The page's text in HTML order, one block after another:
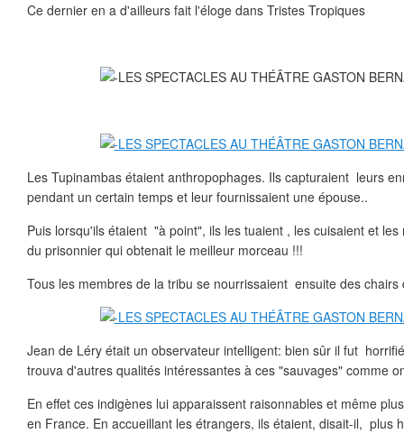
Ce dernier en a d'ailleurs fait l'éloge dans Tristes Tropiques
Les Tupinambas étaient anthropophages. Ils capturaient leurs
pendant un certain temps et leur fournissaient une épouse..
Puis lorsqu'ils étaient "à point", ils les tuaient , les cuisaient et
du prisonnier qui obtenait le meilleur morceau !!!
Tous les membres de la tribu se nourrissaient ensuite des
Jean de Léry était un observateur intelligent: bien sûr il fut
trouva d'autres qualités intéressantes à ces "sauvages" comme
En effet ces indigènes lui apparaissent raisonnables et même
en France. En accueillant les étrangers, ils étaient, disait-il, plus